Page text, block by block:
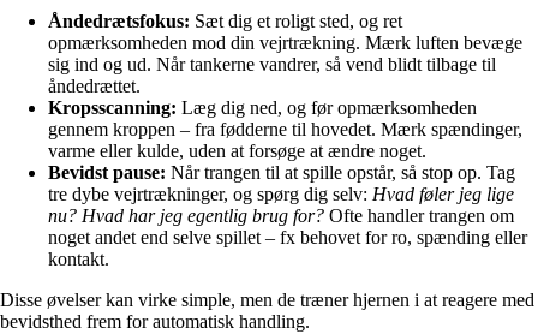
Åndedrætsfokus: Sæt dig et roligt sted, og ret
opmærksomheden mod din vejrtrækning. Mærk luften bevæge
sig ind og ud. Når tankerne vandrer, så vend blidt tilbage til
åndedrættet.
Kropsscanning: Læg dig ned, og før opmærksomheden
gennem kroppen – fra fødderne til hovedet. Mærk spændinger,
varme eller kulde, uden at forsøge at ændre noget.
Bevidst pause: Når trangen til at spille opstår, så stop op. Tag
tre dybe vejrtrækninger, og spørg dig selv: Hvad føler jeg lige
nu? Hvad har jeg egentlig brug for? Ofte handler trangen om
noget andet end selve spillet – fx behovet for ro, spænding eller
kontakt.
Disse øvelser kan virke simple, men de træner hjernen i at reagere med
bevidsthed frem for automatisk handling.